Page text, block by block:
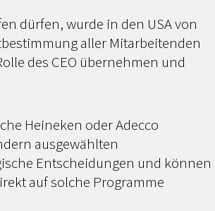
dürfen, wurde in den USA von
aller Mitarbeitenden
des CEO übernehmen und
Heineken oder Adecco
ausgewählten
Entscheidungen und können
auf solche Programme